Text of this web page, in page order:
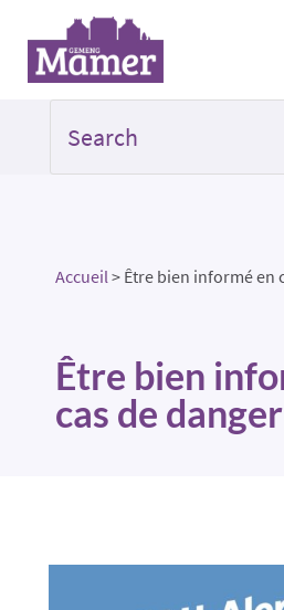
Accueil> Être bien informé en
Être bien
cas de danger